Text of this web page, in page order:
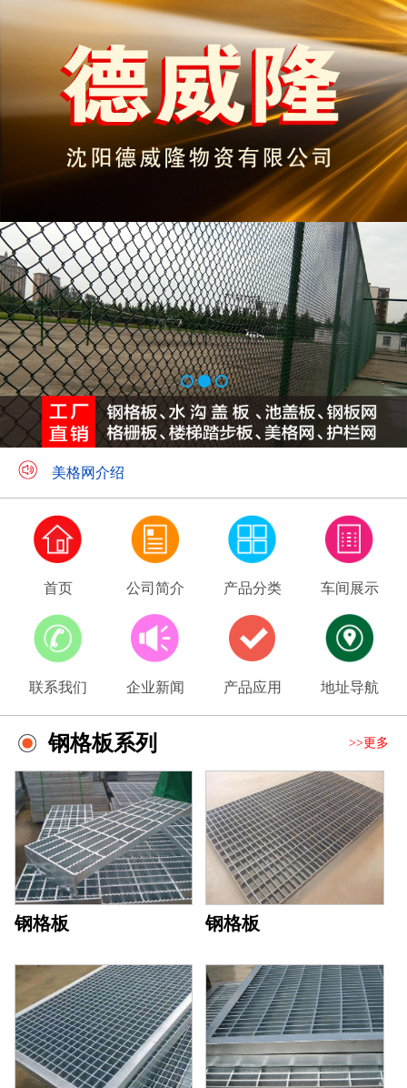
钢格板应用领域
美格网介绍
首页 公司简介 产品分类 车间展示
联系我们 企业新闻 产品应用 地址导航
钢格板系列 >>更多
钢格板 钢格板